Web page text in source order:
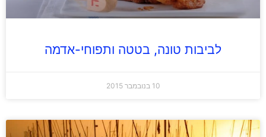
לביבות טונה, בטטה ותפוחי-אדמה
10 בנובמבר 2015